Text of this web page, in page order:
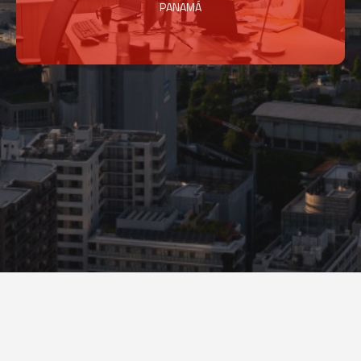
PANAMÁ
Ver en Google Maps